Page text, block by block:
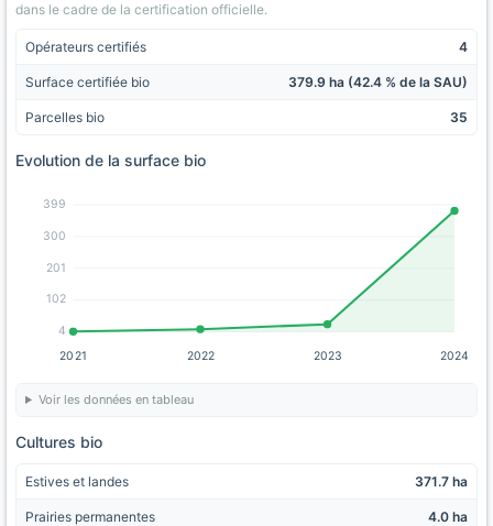
dans le cadre de la certification officielle.
Opérateurs certifiés 4
Surface certifiée bio 379.9 ha (42.4 % de la SAU)
Parcelles bio 35
Evolution de la surface bio
4
102
201
300
399
2021 2022 2023 2024
Voir les données en tableau
Cultures bio
Estives et landes 371.7 ha
Prairies permanentes 4.0 ha